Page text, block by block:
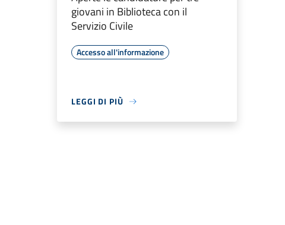
giovani in Biblioteca con il
Servizio Civile
Accesso all'informazione
LEGGI DI PIÙ